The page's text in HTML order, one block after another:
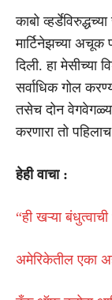
काबो
मार्टिनेझच्या
दिली. हा मेसीच्या
सर्वाधिक गोल
तसेच दोन
करणारा तो
हेही वाचा :
“ही खऱ्या
अमेरिकेतील एका